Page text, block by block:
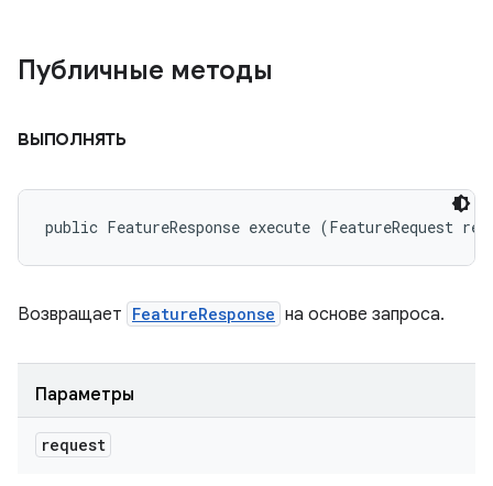
Публичные методы
выполнять
public FeatureResponse execute (FeatureRequest
Возвращает FeatureResponse на основе запроса.
Параметры
request